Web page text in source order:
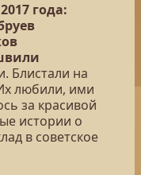
года:
Блистали на
любили, ими
за красивой
истории о
в советское